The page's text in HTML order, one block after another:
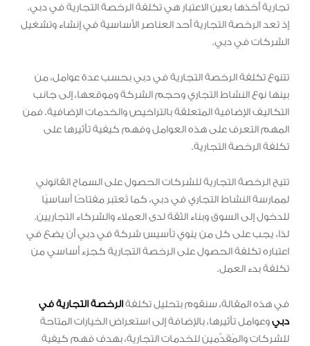
تجارية أخذها بعين الاعتبار هي تكلفة الرخصة التجارية في دبي.
إذ تعد الرخصة التجارية أحد العناصر الأساسية في إنشاء وتشغيل
الشركات في دبي.
تتنوع تكلفة الرخصة التجارية في دبي بحسب عدة عوامل، من
بينها نوع النشاط التجاري وحجم الشركة وموقعها، إلى جانب
التكاليف الإضافية المتعلقة بالتراخيص والخدمات الإضافية. فمن
المهم التعرف على هذه العوامل وفهم كيفية تأثيرها على
تكلفة الرخصة التجارية.
تتيح الرخصة التجارية للشركات الحصول على السماح القانوني
لممارسة النشاط التجاري في دبي، كما تُعتبر مفتاحًا أساسيًا
للدخول إلى السوق وبناء الثقة لدى العملاء والشركاء التجاريين.
لذا، يجب على كل من ينوي تأسيس شركة في دبي أن يضع في
اعتباره تكلفة الحصول على الرخصة التجارية كجزء أساسي من
تكلفة بدء العمل.
في هذه المقالة، سنقوم بتحليل تكلفةالرخصة التجارية في
دبيوعوامل تأثيرها، بالإضافة إلى استعراض الخيارات المتاحة
للشركات والمُقَدِّمين للخدمات التجارية، بهدف فهم كيفية